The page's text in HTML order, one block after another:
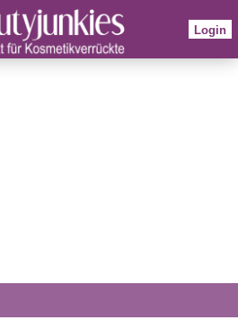
Login